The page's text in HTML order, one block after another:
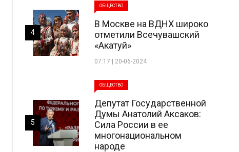
ОБЩЕСТВО
В Москве на ВДНХ широко
отметили Всечувашский
«Акатуй»
07:17 | 20-06-2024
4
ОБЩЕСТВО
Депутат Государственной
Думы Анатолий Аксаков:
Сила России в ее
многонациональном
народе
5